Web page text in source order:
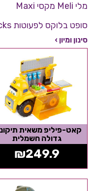
מלי Meli מקסי Maxi
סופט בלוקס לפעוטות Soft Blocks
סינון ומיון ›
קאט-פיליפ משאית
גדולה חשמלית
₪249.9